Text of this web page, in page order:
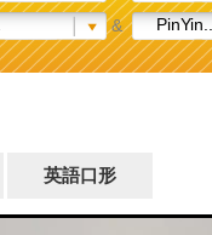
&
英語口形